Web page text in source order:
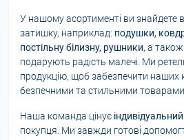
У нашому асортименті ви знайдете
затишку, наприклад: подушки,
постільну білизну, рушники, а також
подарують радість малечі. Ми
продукцію, щоб забезпечити наших
безпечними та стильними товарами.
Наша команда цінує індивідуальний
покупця. Ми завжди готові